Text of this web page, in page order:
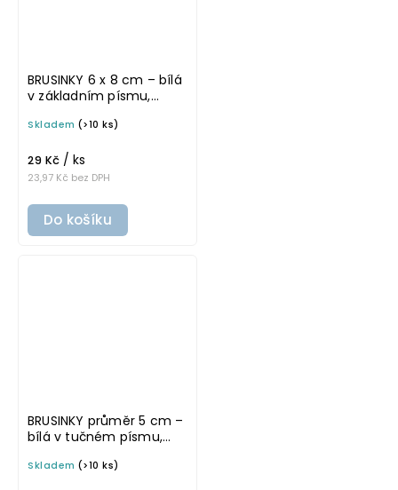
BRUSINKY 6 x 8 cm – bílá
v základním písmu,
na potravinové dózy
Skladem (>10 ks)
23,97 Kč bez DPH
29 Kč / ks
Do košíku
BRUSINKY průměr 5 cm –
bílá v tučném písmu,
na potravinové dózy
Skladem (>10 ks)